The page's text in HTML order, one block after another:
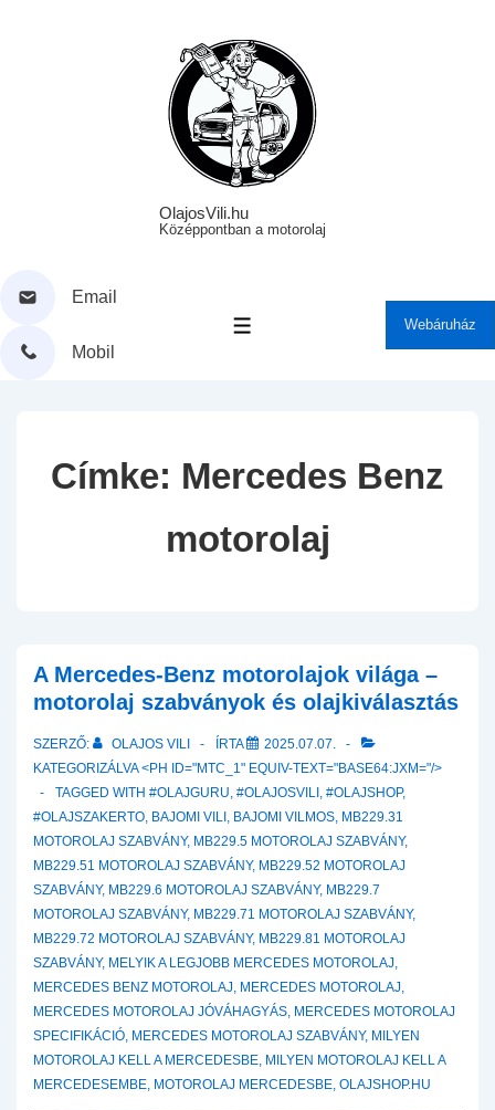
OlajosVili.hu
Középpontban a motorolaj
Email
Mobil
MENÜ Webáruház
Címke: Mercedes Benz
motorolaj
A Mercedes-Benz motorolajok világa –
motorolaj szabványok és olajkiválasztás
SZERZŐ: OLAJOS VILI ÍRTA
2025.07.07.
KATEGORIZÁLVA <PH ID="MTC_1" EQUIV-TEXT="BASE64:JXM="/>
TAGGED WITH #OLAJGURU, #OLAJOSVILI , #OLAJSHOP,
#OLAJSZAKERTO, BAJOMI VILI , BAJOMI VILMOS, MB229.31
MOTOROLAJ SZABVÁNY, MB229.5 MOTOROLAJ SZABVÁNY,
MB229.51 MOTOROLAJ SZABVÁNY, MB229.52 MOTOROLAJ
SZABVÁNY, MB229.6 MOTOROLAJ SZABVÁNY, MB229.7
MOTOROLAJ SZABVÁNY, MB229.71 MOTOROLAJ SZABVÁNY,
MB229.72 MOTOROLAJ SZABVÁNY, MB229.81 MOTOROLAJ
SZABVÁNY, MELYIK A LEGJOBB MERCEDES MOTOROLAJ,
MERCEDES BENZ MOTOROLAJ, MERCEDES MOTOROLAJ,
MERCEDES MOTOROLAJ JÓVÁHAGYÁS, MERCEDES MOTOROLAJ
SPECIFIKÁCIÓ, MERCEDES MOTOROLAJ SZABVÁNY, MILYEN
MOTOROLAJ KELL A MERCEDESBE, MILYEN MOTOROLAJ KELL A
MERCEDESEMBE, MOTOROLAJ MERCEDESBE, OLAJSHOP.HU